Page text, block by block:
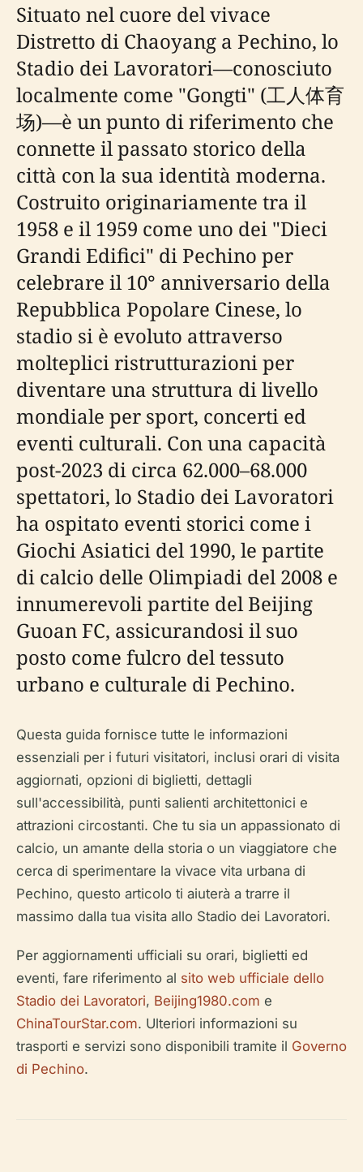
Situato nel cuore del vivace
Distretto di Chaoyang a Pechino, lo
Stadio dei Lavoratori—conosciuto
localmente come "Gongti" (工人体育
场)—è un punto di riferimento che
connette il passato storico della
città con la sua identità moderna.
Costruito originariamente tra il
1958 e il 1959 come uno dei "Dieci
Grandi Edifici" di Pechino per
celebrare il 10° anniversario della
Repubblica Popolare Cinese, lo
stadio si è evoluto attraverso
molteplici ristrutturazioni per
diventare una struttura di livello
mondiale per sport, concerti ed
eventi culturali. Con una capacità
post-2023 di circa 62.000–68.000
spettatori, lo Stadio dei Lavoratori
ha ospitato eventi storici come i
Giochi Asiatici del 1990, le partite
di calcio delle Olimpiadi del 2008 e
innumerevoli partite del Beijing
Guoan FC, assicurandosi il suo
posto come fulcro del tessuto
urbano e culturale di Pechino.
Questa guida fornisce tutte le informazioni
essenziali per i futuri visitatori, inclusi orari di visita
aggiornati, opzioni di biglietti, dettagli
sull'accessibilità, punti salienti architettonici e
attrazioni circostanti. Che tu sia un appassionato di
calcio, un amante della storia o un viaggiatore che
cerca di sperimentare la vivace vita urbana di
Pechino, questo articolo ti aiuterà a trarre il
massimo dalla tua visita allo Stadio dei Lavoratori.
Per aggiornamenti ufficiali su orari, biglietti ed
eventi, fare riferimento al sito web ufficiale dello
Stadio dei Lavoratori, Beijing1980.com e
ChinaTourStar.com. Ulteriori informazioni su
trasporti e servizi sono disponibili tramite il Governo
di Pechino.